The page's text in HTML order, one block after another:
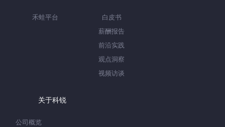
禾蛙平台
白皮书
薪酬报告
前沿实践
观点洞察
视频访谈
关于科锐
公司概览